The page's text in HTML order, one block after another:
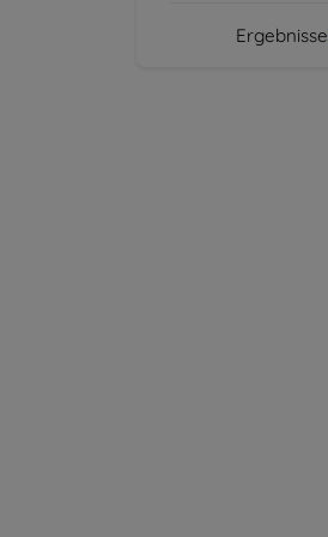
Ergebnisse